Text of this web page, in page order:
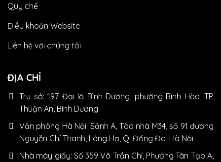
Quy chế
Điều khoản Website
Liên hệ với chúng tôi
ĐỊA CHỈ
Trụ sở: 197 Đại lộ Bình Dương, phường Bình Hòa, TP.
Thuận An, Bình Dương
Văn phòng Hà Nội: Sảnh A, Tòa nhà M34, số 91 đường
Nguyễn Chí Thanh, Láng Hạ, Q. Đống Đa, Hà Nội
Nhà máy giấy: Số 359 Võ Trần Chí, Phường Tân Tạo A,